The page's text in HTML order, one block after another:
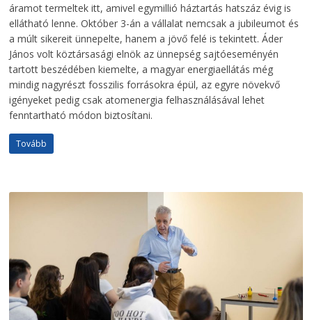
áramot termeltek itt, amivel egymillió háztartás hatszáz évig is
ellátható lenne. Október 3-án a vállalat nemcsak a jubileumot és
a múlt sikereit ünnepelte, hanem a jövő felé is tekintett. Áder
János volt köztársasági elnök az ünnepség sajtóeseményén
tartott beszédében kiemelte, a magyar energiaellátás még
mindig nagyrészt fosszilis forrásokra épül, az egyre növekvő
igényeket pedig csak atomenergia felhasználásával lehet
fenntartható módon biztosítani.
Tovább